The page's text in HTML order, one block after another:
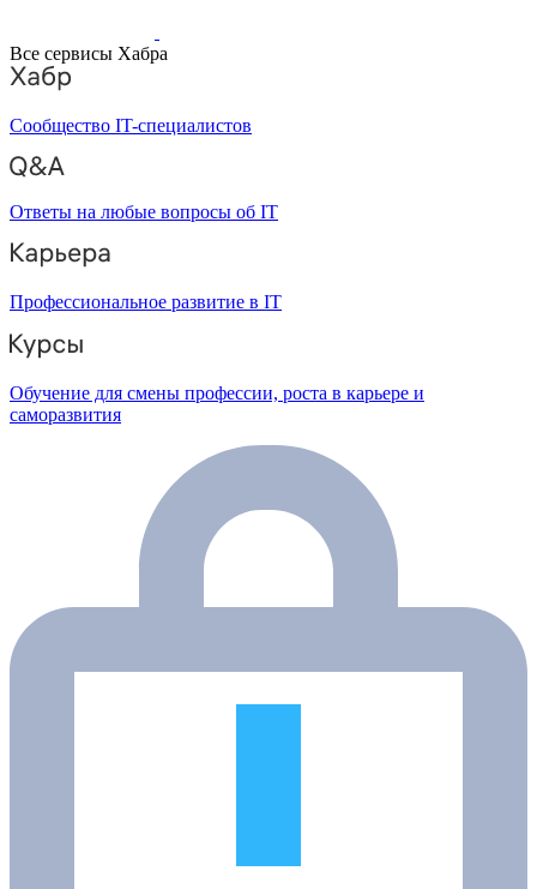
Все сервисы Хабра
Сообщество IT-специалистов
Ответы на любые вопросы об IT
Профессиональное развитие в IT
Обучение для смены профессии, роста в карьере и
саморазвития